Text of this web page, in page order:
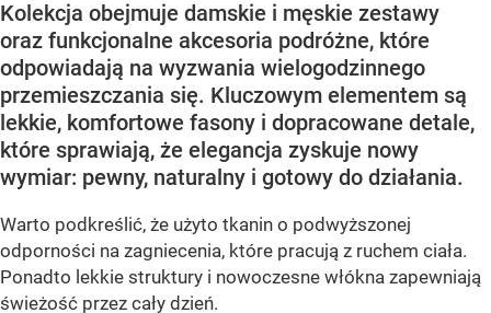
Kolekcja obejmuje damskie i męskie zestawy
oraz funkcjonalne akcesoria podróżne, które
odpowiadają na wyzwania wielogodzinnego
przemieszczania się. Kluczowym elementem są
lekkie, komfortowe fasony i dopracowane detale,
które sprawiają, że elegancja zyskuje nowy
wymiar: pewny, naturalny i gotowy do działania.
Warto podkreślić, że użyto tkanin o podwyższonej
odporności na zagniecenia, które pracują z ruchem ciała.
Ponadto lekkie struktury i nowoczesne włókna zapewniają
świeżość przez cały dzień.